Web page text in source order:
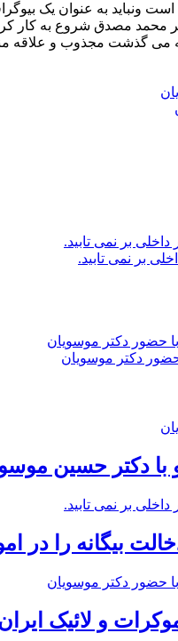
ملی دکتر محمد مصدق شروع
می گذشت مجذوب و علاقه
بر نمی تابید.
دکتر موسویان
با دکتر حسین
بیگانه را در
و لائیک